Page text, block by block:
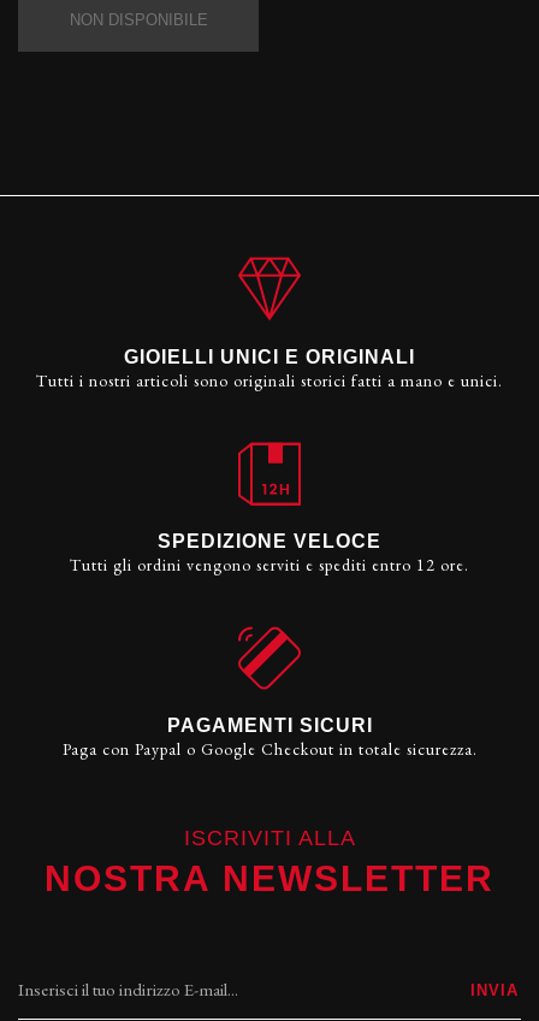
NON DISPONIBILE
GIOIELLI UNICI E ORIGINALI
Tutti i nostri articoli sono originali storici fatti a mano e unici.
SPEDIZIONE VELOCE
Tutti gli ordini vengono serviti e spediti entro 12 ore.
PAGAMENTI SICURI
Paga con Paypal o Google Checkout in totale sicurezza.
ISCRIVITI ALLA
NOSTRA NEWSLETTER
INVIA